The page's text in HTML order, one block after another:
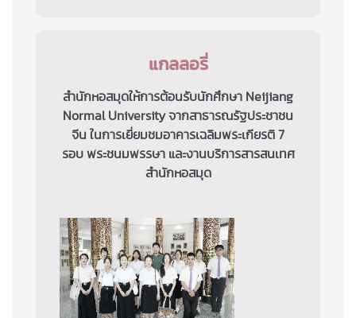
แกลลอรี่
สำนักหอสมุดให้การต้อนรับนักศึกษา Neijiang
Normal University จากสาธารณรัฐประชาชน
จีน ในการเยี่ยมชมอาคารเฉลิมพระเกียรติ 7
รอบ พระชนมพรรษา และงานบริการสารสนเทศ
สำนักหอสมุด